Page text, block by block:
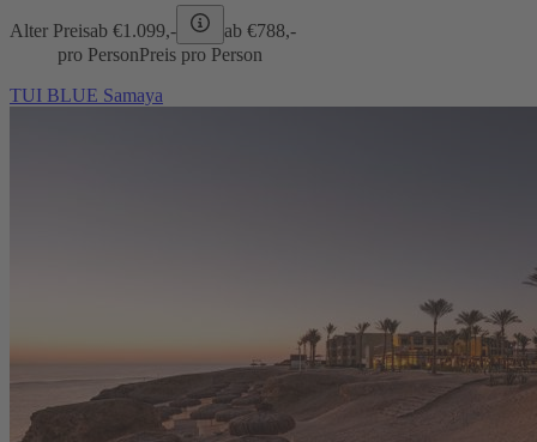
Alter Preisab €1.099,- ab €788,-
pro PersonPreis pro Person
TUI BLUE Samaya